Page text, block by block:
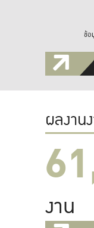
ข้อ
ผลงาน
งาน